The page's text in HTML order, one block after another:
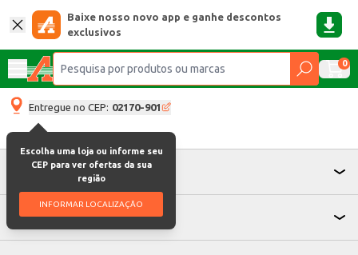
Baixe nosso novo app e ganhe descontos
exclusivos
0
Entregue no CEP: 02170-901
Escolha uma loja ou informe seu
CEP para ver ofertas da sua
região
INFORMAR LOCALIZAÇÃO
Atendimento
Institucional